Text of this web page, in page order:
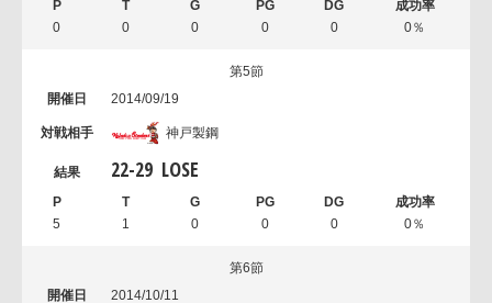
0 0 0 0 0 0％
第5節
2014/09/19
神戸製鋼
22-29 LOSE
5 1 0 0 0 0％
第6節
2014/10/11